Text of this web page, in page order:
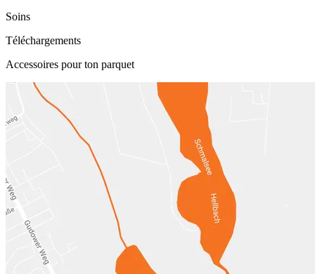
Soins
Téléchargements
Accessoires pour ton parquet